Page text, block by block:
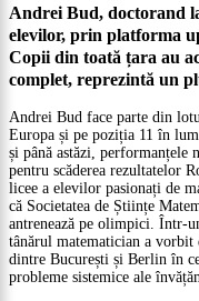
Andrei Bud, doctorand
elevilor, prin platforma
Copii din toată țara au
complet, reprezintă un
Andrei Bud face parte din
Europa și pe poziția 11 în
și până astăzi,
pentru scăderea rezultatelor
licee a elevilor pasionați de
că Societatea de Științe
antrenează pe olimpici. Într-
tânărul matematician a
dintre București și Berlin în
probleme sistemice ale